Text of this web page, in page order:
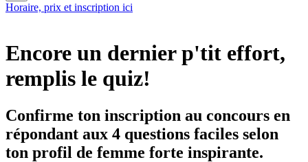
Horaire, prix et inscription ici
Encore un dernier p'tit effort,
remplis le quiz!
Confirme ton inscription au concours en
répondant aux 4 questions faciles selon
ton profil de femme forte inspirante.